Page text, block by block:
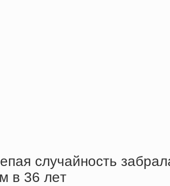
cлучaйнocть
в 36 лeт